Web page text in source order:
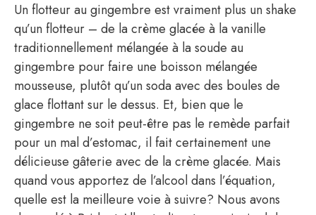
Un flotteur au gingembre est vraiment plus un shake
qu’un flotteur – de la crème glacée à la vanille
traditionnellement mélangée à la soude au
gingembre pour faire une boisson mélangée
mousseuse, plutôt qu’un soda avec des boules de
glace flottant sur le dessus. Et, bien que le
gingembre ne soit peut-être pas le remède parfait
pour un mal d’estomac, il fait certainement une
délicieuse gâterie avec de la crème glacée. Mais
quand vous apportez de l’alcool dans l’équation,
quelle est la meilleure voie à suivre? Nous avons